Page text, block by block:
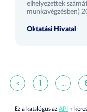
elhelyezettek
munkavégzésben)
Oktatási Hivatal
« 1 ...
Ez a katalógus az API-n